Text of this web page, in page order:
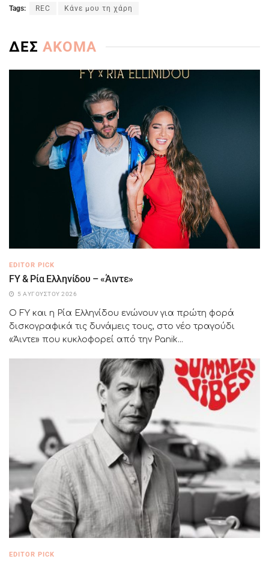
Tags: REC Κάνε μου τη χάρη
ΔΕΣ ΑΚΟΜΑ
EDITOR PICK
FY & Ρία Ελληνίδου – «Άιντε»
5 ΑΥΓΟΎΣΤΟΥ 2026
Ο FY και η Ρία Ελληνίδου ενώνουν για πρώτη φορά
δισκογραφικά τις δυνάμεις τους, στο νέο τραγούδι
«Άιντε» που κυκλοφορεί από την Panik...
EDITOR PICK